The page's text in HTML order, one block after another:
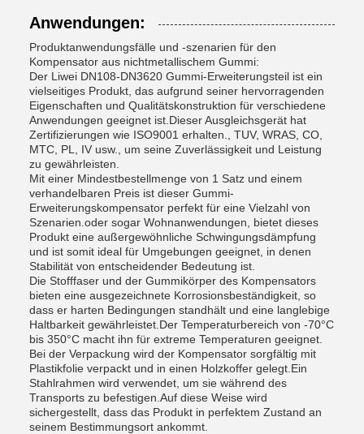
Anwendungen:
Produktanwendungsfälle und -szenarien für den
Kompensator aus nichtmetallischem Gummi:
Der Liwei DN108-DN3620 Gummi-Erweiterungsteil ist ein
vielseitiges Produkt, das aufgrund seiner hervorragenden
Eigenschaften und Qualitätskonstruktion für verschiedene
Anwendungen geeignet ist.Dieser Ausgleichsgerät hat
Zertifizierungen wie ISO9001 erhalten., TUV, WRAS, CO,
MTC, PL, IV usw., um seine Zuverlässigkeit und Leistung
zu gewährleisten.
Mit einer Mindestbestellmenge von 1 Satz und einem
verhandelbaren Preis ist dieser Gummi-
Erweiterungskompensator perfekt für eine Vielzahl von
Szenarien.oder sogar Wohnanwendungen, bietet dieses
Produkt eine außergewöhnliche Schwingungsdämpfung
und ist somit ideal für Umgebungen geeignet, in denen
Stabilität von entscheidender Bedeutung ist.
Die Stofffaser und der Gummikörper des Kompensators
bieten eine ausgezeichnete Korrosionsbeständigkeit, so
dass er harten Bedingungen standhält und eine langlebige
Haltbarkeit gewährleistet.Der Temperaturbereich von -70°C
bis 350°C macht ihn für extreme Temperaturen geeignet.
Bei der Verpackung wird der Kompensator sorgfältig mit
Plastikfolie verpackt und in einen Holzkoffer gelegt.Ein
Stahlrahmen wird verwendet, um sie während des
Transports zu befestigen.Auf diese Weise wird
sichergestellt, dass das Produkt in perfektem Zustand an
seinem Bestimmungsort ankommt.